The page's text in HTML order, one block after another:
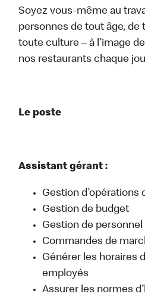
Soyez vous-même au
personnes de tout âge, de
toute culture – à l’image
nos restaurants chaque
Le poste
Assistant gérant :
Gestion d’opérations
Gestion de budget
Gestion de personnel
Commandes de
Générer les horaires
employés
Assurer les normes